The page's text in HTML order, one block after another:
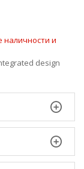
наличности и
design